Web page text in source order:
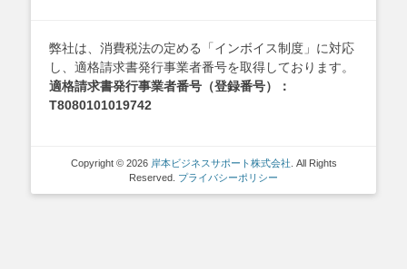
ー
シ
ョ
弊社は、消費税法の定める「インボイス制度」に対応
し、適格請求書発行事業者番号を取得しております。
適格請求書発行事業者番号（登録番号）：
T8080101019742
Copyright © 2026 岸本ビジネスサポート株式会社 . All Rights
Reserved. プライバシーポリシー